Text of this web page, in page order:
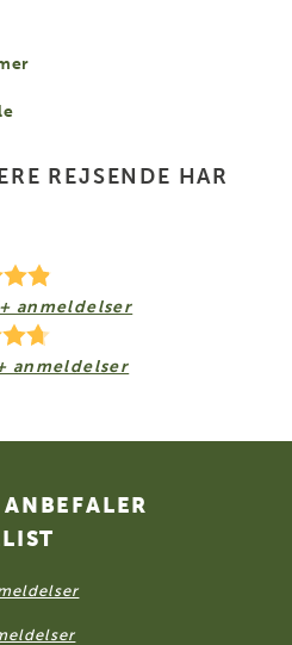
REJSENDE HAR
anmeldelser
anmeldelser